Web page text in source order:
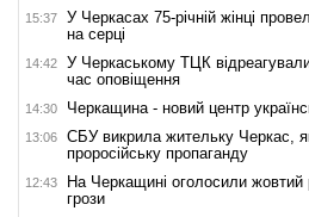
15:37
У Черкасах 75-річній жінці
на серці
14:42
У Черкаському ТЦК
час оповіщення
14:30 Черкащина - новий центр
13:06
СБУ викрила жительку Черкас,
проросійську пропаганду
12:43
На Черкащині оголосили жовтий
грози